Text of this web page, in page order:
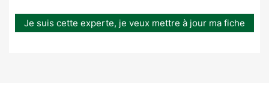
Je suis cette experte, je veux mettre à jour ma fiche